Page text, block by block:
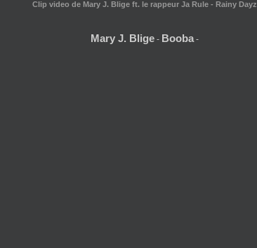
Clip video de Mary J. Blige ft. le rappeur Ja Rule - Rainy Dayz
Mary J. Blige - Booba-